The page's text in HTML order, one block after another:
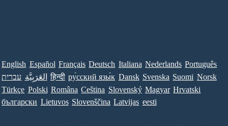
English Español Français Deutsch Italiana Nederlands Português
עברית العَرَبِيَّة हिन्दी ру́сский язы́к Dansk Svenska Suomi Norsk
Türkçe Polski Româna Ceština Slovenský Magyar Hrvatski
български Lietuvos Slovenščina Latvijas eesti